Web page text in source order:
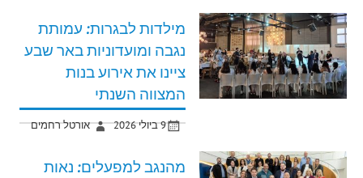
מילדות לבגרות: עמותת
נגבה ומועדוניות באר שבע
ציינו את אירוע בנות
המצווה השנתי
9 ביולי 2026 אורטל רחמים
מהנגב למפעלים: נאות